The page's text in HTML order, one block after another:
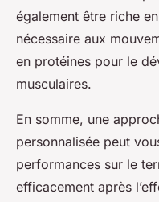
également être riche
nécessaire aux
en protéines pour le
musculaires.
En somme, une
personnalisée peut
performances sur le
efficacement après